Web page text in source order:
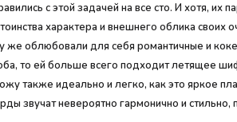
с этой задачей на все сто. И хотя,
характера и внешнего облика
же облюбовали для себя романтичные и
то ей больше всего подходит летящее
также идеально и легко, как это яркое
звучат невероятно гармонично и